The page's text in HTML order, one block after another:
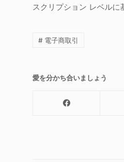
スクリプション レベルに
# 電子商取引
愛を分かち合いましょう